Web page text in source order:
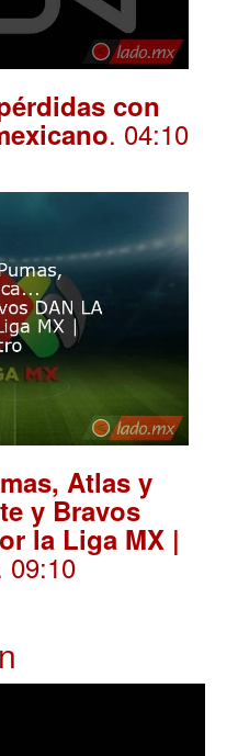
con
. 04:10
Atlas y
y Bravos
la Liga MX |
09:10